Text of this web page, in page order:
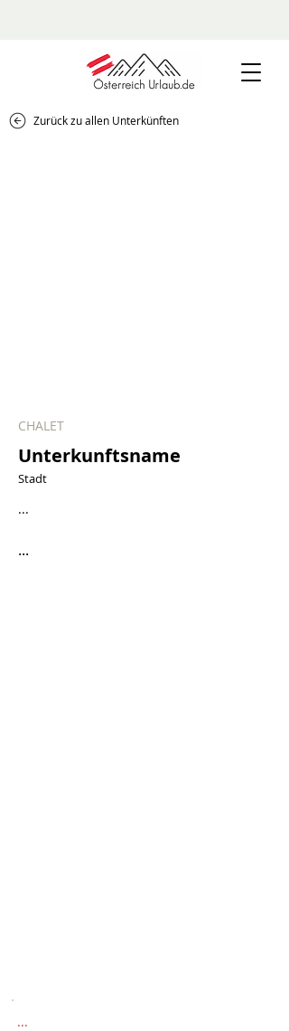
Zurück zu allen Unterkünften
CHALET
Unterkunftsname
Stadt
...
...
...